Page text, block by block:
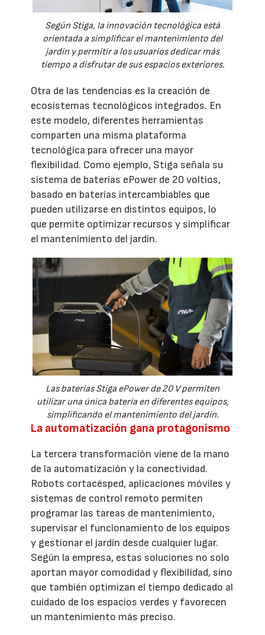
Según Stiga, la innovación tecnológica está
orientada a simplificar el mantenimiento del
jardín y permitir a los usuarios dedicar más
tiempo a disfrutar de sus espacios exteriores.
Otra de las tendencias es la creación de
ecosistemas tecnológicos integrados. En
este modelo, diferentes herramientas
comparten una misma plataforma
tecnológica para ofrecer una mayor
flexibilidad. Como ejemplo, Stiga señala su
sistema de baterías ePower de 20 voltios,
basado en baterías intercambiables que
pueden utilizarse en distintos equipos, lo
que permite optimizar recursos y simplificar
el mantenimiento del jardín.
Las baterías Stiga ePower de 20 V permiten
utilizar una única batería en diferentes equipos,
simplificando el mantenimiento del jardín.
La automatización gana protagonismo
La tercera transformación viene de la mano
de la automatización y la conectividad.
Robots cortacésped, aplicaciones móviles y
sistemas de control remoto permiten
programar las tareas de mantenimiento,
supervisar el funcionamiento de los equipos
y gestionar el jardín desde cualquier lugar.
Según la empresa, estas soluciones no solo
aportan mayor comodidad y flexibilidad, sino
que también optimizan el tiempo dedicado al
cuidado de los espacios verdes y favorecen
un mantenimiento más preciso.